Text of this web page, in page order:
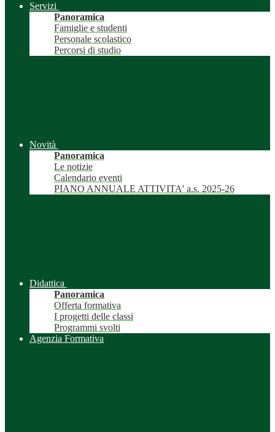
Servizi
Panoramica
Famiglie e studenti
Personale scolastico
Percorsi di studio
Novità
Panoramica
Le notizie
Calendario eventi
PIANO ANNUALE ATTIVITA' a.s. 2025-26
Didattica
Panoramica
Offerta formativa
I progetti delle classi
Programmi svolti
Agenzia Formativa